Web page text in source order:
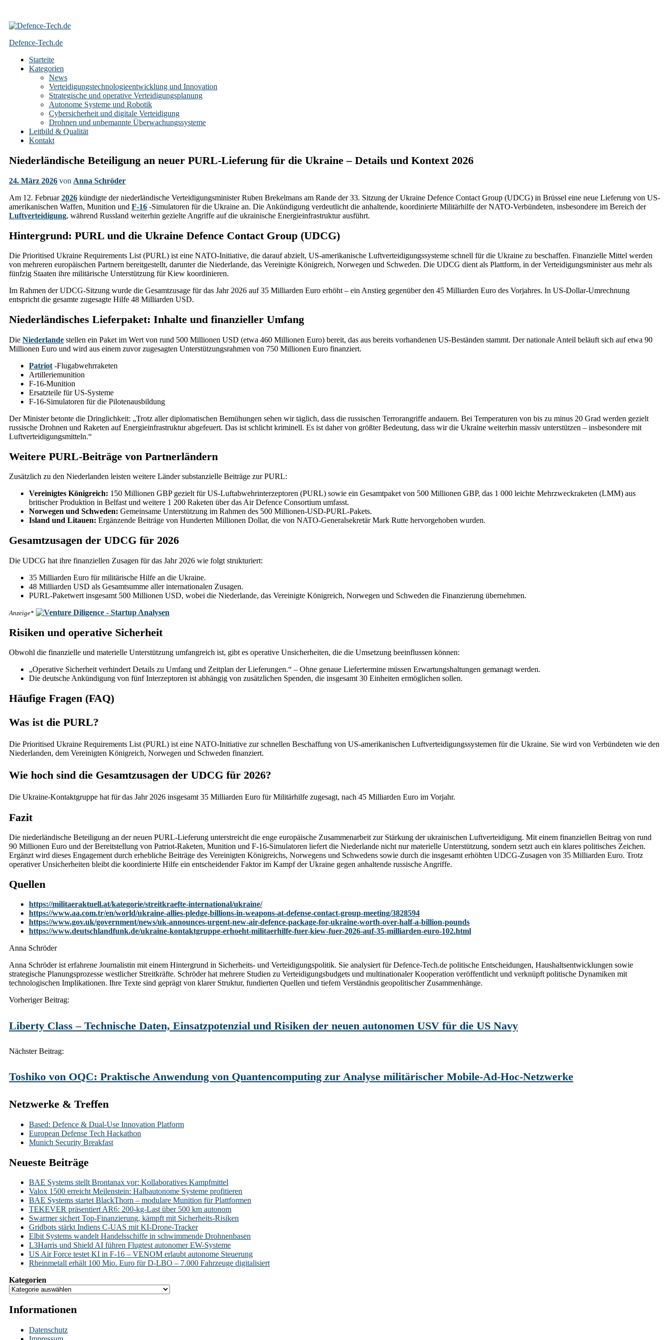
Skip
content
Defence-Tech.de
Starteite
Kategorien
News
Verteidigungstechnologieentwicklung und Innovation
Strategische und operative Verteidigungsplanung
Autonome Systeme und Robotik
Cybersicherheit und digitale Verteidigung
Drohnen und unbemannte Überwachungssysteme
Leitbild & Qualität
Kontakt
Niederländische Beteiligung an neuer PURL-Lieferung für die Ukraine – Details und Kontext 2026
24. März 2026 von Anna Schröder
Am 12. Februar2026 kündigte der niederländische Verteidigungsminister Ruben Brekelmans am Rande der 33. Sitzung der Ukraine Defence Contact Group (UDCG) in Brüssel eine neue Lieferung von US-
amerikanischen Waffen, Munition und F-16 -Simulatoren für die Ukraine an. Die Ankündigung verdeutlicht die anhaltende, koordinierte Militärhilfe der NATO-Verbündeten, insbesondere im Bereich der
Luftverteidigung, während Russland weiterhin gezielte Angriffe auf die ukrainische Energieinfrastruktur ausführt.
Hintergrund: PURL und die Ukraine Defence Contact Group (UDCG)
Die Prioritised Ukraine Requirements List (PURL) ist eine NATO-Initiative, die darauf abzielt, US-amerikanische Luftverteidigungssysteme schnell für die Ukraine zu beschaffen. Finanzielle Mittel werden
von mehreren europäischen Partnern bereitgestellt, darunter die Niederlande, das Vereinigte Königreich, Norwegen und Schweden. Die UDCG dient als Plattform, in der Verteidigungsminister aus mehr als
fünfzig Staaten ihre militärische Unterstützung für Kiew koordinieren.
Im Rahmen der UDCG-Sitzung wurde die Gesamtzusage für das Jahr 2026 auf 35 Milliarden Euro erhöht – ein Anstieg gegenüber den 45 Milliarden Euro des Vorjahres. In US-Dollar-Umrechnung
entspricht die gesamte zugesagte Hilfe 48 Milliarden USD.
Niederländisches Lieferpaket: Inhalte und finanzieller Umfang
Die Niederlande stellen ein Paket im Wert von rund 500 Millionen USD (etwa 460 Millionen Euro) bereit, das aus bereits vorhandenen US-Beständen stammt. Der nationale Anteil beläuft sich auf etwa 90
Millionen Euro und wird aus einem zuvor zugesagten Unterstützungsrahmen von 750 Millionen Euro finanziert.
Patriot -Flugabwehrraketen
Artilleriemunition
F-16-Munition
Ersatzteile für US-Systeme
F-16-Simulatoren für die Pilotenausbildung
Der Minister betonte die Dringlichkeit: „Trotz aller diplomatischen Bemühungen sehen wir täglich, dass die russischen Terrorangriffe andauern. Bei Temperaturen von bis zu minus 20 Grad werden gezielt
russische Drohnen und Raketen auf Energieinfrastruktur abgefeuert. Das ist schlicht kriminell. Es ist daher von größter Bedeutung, dass wir die Ukraine weiterhin massiv unterstützen – insbesondere mit
Luftverteidigungsmitteln.“
Weitere PURL-Beiträge von Partnerländern
Zusätzlich zu den Niederlanden leisten weitere Länder substanzielle Beiträge zur PURL:
Vereinigtes Königreich: 150 Millionen GBP gezielt für US-Luftabwehrinterzeptoren (PURL) sowie ein Gesamtpaket von 500 Millionen GBP, das 1 000 leichte Mehrzweckraketen (LMM) aus
britischer Produktion in Belfast und weitere 1 200 Raketen über das Air Defence Consortium umfasst.
Norwegen und Schweden: Gemeinsame Unterstützung im Rahmen des 500 Millionen-USD-PURL-Pakets.
Island und Litauen: Ergänzende Beiträge von Hunderten Millionen Dollar, die von NATO-Generalsekretär Mark Rutte hervorgehoben wurden.
Gesamtzusagen der UDCG für 2026
Die UDCG hat ihre finanziellen Zusagen für das Jahr 2026 wie folgt strukturiert:
35 Milliarden Euro für militärische Hilfe an die Ukraine.
48 Milliarden USD als Gesamtsumme aller internationalen Zusagen.
PURL-Paketwert insgesamt 500 Millionen USD, wobei die Niederlande, das Vereinigte Königreich, Norwegen und Schweden die Finanzierung übernehmen.
Anzeige*
Risiken und operative Sicherheit
Obwohl die finanzielle und materielle Unterstützung umfangreich ist, gibt es operative Unsicherheiten, die die Umsetzung beeinflussen können:
„Operative Sicherheit verhindert Details zu Umfang und Zeitplan der Lieferungen.“ – Ohne genaue Liefertermine müssen Erwartungshaltungen gemanagt werden.
Die deutsche Ankündigung von fünf Interzeptoren ist abhängig von zusätzlichen Spenden, die insgesamt 30 Einheiten ermöglichen sollen.
Häufige Fragen (FAQ)
Was ist die PURL?
Die Prioritised Ukraine Requirements List (PURL) ist eine NATO-Initiative zur schnellen Beschaffung von US-amerikanischen Luftverteidigungssystemen für die Ukraine. Sie wird von Verbündeten wie den
Niederlanden, dem Vereinigten Königreich, Norwegen und Schweden finanziert.
Wie hoch sind die Gesamtzusagen der UDCG für 2026?
Die Ukraine-Kontaktgruppe hat für das Jahr 2026 insgesamt 35 Milliarden Euro für Militärhilfe zugesagt, nach 45 Milliarden Euro im Vorjahr.
Fazit
Die niederländische Beteiligung an der neuen PURL-Lieferung unterstreicht die enge europäische Zusammenarbeit zur Stärkung der ukrainischen Luftverteidigung. Mit einem finanziellen Beitrag von rund
90 Millionen Euro und der Bereitstellung von Patriot-Raketen, Munition und F-16-Simulatoren liefert die Niederlande nicht nur materielle Unterstützung, sondern setzt auch ein klares politisches Zeichen.
Ergänzt wird dieses Engagement durch erhebliche Beiträge des Vereinigten Königreichs, Norwegens und Schwedens sowie durch die insgesamt erhöhten UDCG-Zusagen von 35 Milliarden Euro. Trotz
operativer Unsicherheiten bleibt die koordinierte Hilfe ein entscheidender Faktor im Kampf der Ukraine gegen anhaltende russische Angriffe.
Quellen
https://militaeraktuell.at/kategorie/streitkraefte-international/ukraine/
https://www.aa.com.tr/en/world/ukraine-allies-pledge-billions-in-weapons-at-defense-contact-group-meeting/3828594
https://www.gov.uk/government/news/uk-announces-urgent-new-air-defence-package-for-ukraine-worth-over-half-a-billion-pounds
https://www.deutschlandfunk.de/ukraine-kontaktgruppe-erhoeht-militaerhilfe-fuer-kiew-fuer-2026-auf-35-milliarden-euro-102.html
Anna Schröder
Anna Schröder ist erfahrene Journalistin mit einem Hintergrund in Sicherheits- und Verteidigungspolitik. Sie analysiert für Defence-Tech.de politische Entscheidungen, Haushaltsentwicklungen sowie
strategische Planungsprozesse westlicher Streitkräfte. Schröder hat mehrere Studien zu Verteidigungsbudgets und multinationaler Kooperation veröffentlicht und verknüpft politische Dynamiken mit
technologischen Implikationen. Ihre Texte sind geprägt von klarer Struktur, fundierten Quellen und tiefem Verständnis geopolitischer Zusammenhänge.
Post
Vorheriger Beitrag:
Liberty Class – Technische Daten, Einsatzpotenzial und Risiken der neuen autonomen USV für die US Navy
Nächster Beitrag:
Toshiko von OQC: Praktische Anwendung von Quantencomputing zur Analyse militärischer Mobile-Ad-Hoc-Netzwerke
Netzwerke & Treffen
Based: Defence & Dual-Use Innovation Platform
European Defense Tech Hackathon
Munich Security Breakfast
Neueste Beiträge
BAE Systems stellt Brontanax vor: Kollaboratives Kampfmittel
Valox 1500 erreicht Meilenstein: Halbautonome Systeme profitieren
BAE Systems startet BlackThorn – modulare Munition für Plattformen
TEKEVER präsentiert AR6: 200-kg-Last über 500 km autonom
Swarmer sichert Top-Finanzierung, kämpft mit Sicherheits-Risiken
Gridbots stärkt Indiens C-UAS mit KI-Drone-Tracker
Elbit Systems wandelt Handelsschiffe in schwimmende Drohnenbasen
L3Harris und Shield AI führen Flugtest autonomer EW-Systeme
US Air Force testet KI in F-16 – VENOM erlaubt autonome Steuerung
Rheinmetall erhält 100 Mio. Euro für D-LBO – 7.000 Fahrzeuge digitalisiert
Kategorien
Informationen
Datenschutz